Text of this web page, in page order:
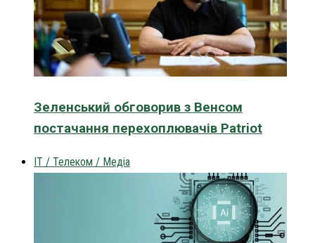
Зеленський обговорив з Венсом
постачання перехоплювачів Patriot
IT / Телеком / Медіа